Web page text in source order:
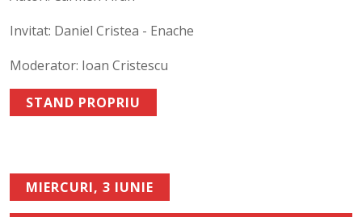
Invitat: Daniel Cristea - Enache
Moderator: Ioan Cristescu
STAND PROPRIU
MIERCURI, 3 IUNIE